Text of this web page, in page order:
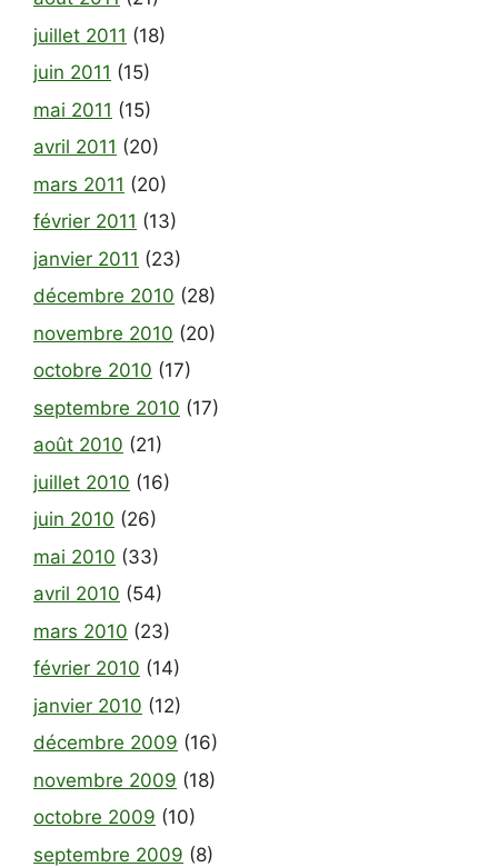
juillet 2011 (18)
juin 2011 (15)
mai 2011 (15)
avril 2011 (20)
mars 2011 (20)
février 2011 (13)
janvier 2011 (23)
décembre 2010 (28)
novembre 2010 (20)
octobre 2010 (17)
septembre 2010 (17)
août 2010 (21)
juillet 2010 (16)
juin 2010 (26)
mai 2010 (33)
avril 2010 (54)
mars 2010 (23)
février 2010 (14)
janvier 2010 (12)
décembre 2009 (16)
novembre 2009 (18)
octobre 2009 (10)
septembre 2009 (8)